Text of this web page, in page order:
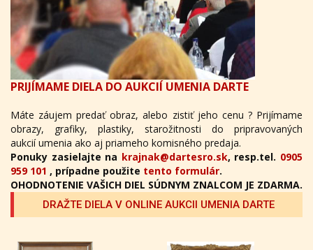
PRIJÍMAME DIELA DO AUKCIÍ UMENIA DARTE
Máte záujem predať obraz, alebo zistiť jeho cenu ? Prijímame
obrazy, grafiky, plastiky, starožitnosti do pripravovaných
aukcií umenia ako aj priameho komisného predaja.
Ponuky zasielajte na krajnak@dartesro.sk, resp.tel. 0905
959 101 , prípadne použite tento formulár.
OHODNOTENIE VAŠICH DIEL SÚDNYM ZNALCOM JE ZDARMA.
DRAŽTE DIELA V ONLINE AUKCII UMENIA DARTE